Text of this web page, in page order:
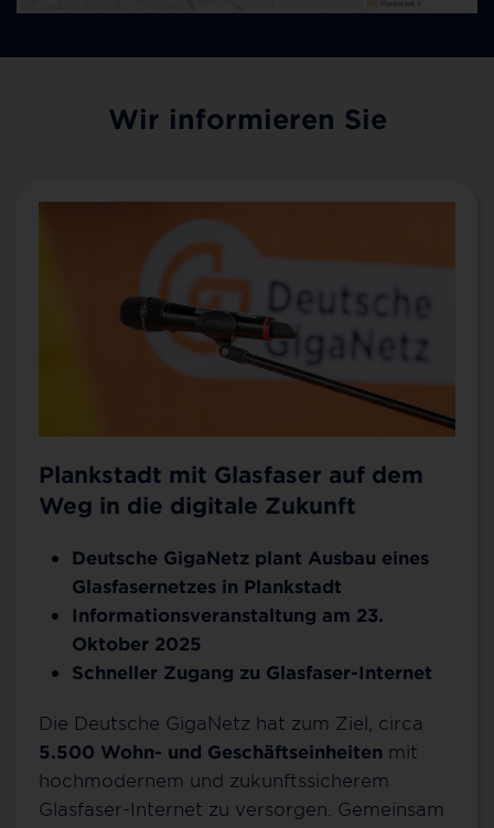
Wir informieren Sie
Plankstadt mit Glasfaser auf dem
Weg in die digitale Zukunft
Deutsche GigaNetz plant Ausbau eines
Glasfasernetzes in Plankstadt
Informationsveranstaltung am 23.
Oktober 2025
Schneller Zugang zu Glasfaser-Internet
Die Deutsche GigaNetz hat zum Ziel, circa
5.500 Wohn- und Geschäftseinheiten mit
hochmodernem und zukunftssicherem
Glasfaser-Internet zu versorgen. Gemeinsam